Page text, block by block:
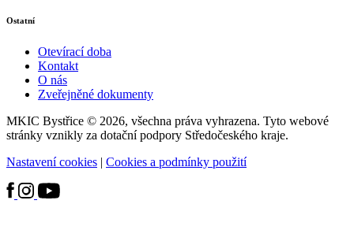
Ostatní
Otevírací doba
Kontakt
O nás
Zveřejněné dokumenty
MKIC Bystřice © 2026, všechna práva vyhrazena. Tyto webové
stránky vznikly za dotační podpory Středočeského kraje.
Nastavení cookies | Cookies a podmínky použití